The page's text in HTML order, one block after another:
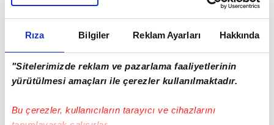
Rıza Bilgiler Reklam Ayarları Hakkında
"Sitelerimizde reklam ve pazarlama faaliyetlerinin
yürütülmesi amaçları ile çerezler kullanılmaktadır.
Bu çerezler, kullanıcıların tarayıcı ve cihazlarını
Teknik Direktör Amir Ghalenoei, Yeni
Zelanda maçından sonra "Derhal
ayrılmamız gerektiğini söylediler. Bu durum
bizi gerçekten çok zorluyor. Doğrusunu
söylemek gerekirse bizi neden geri
gönderdiklerini bilmiyoruz. Çok tuhaf